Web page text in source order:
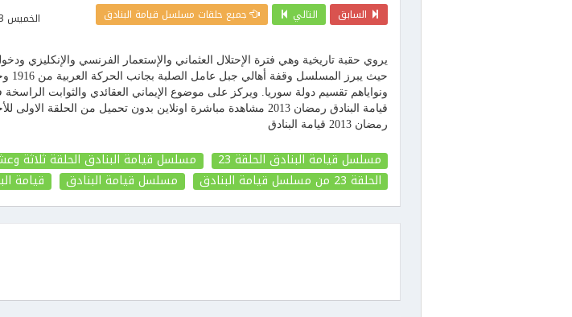
السابق التالي جميع حلقات مسلسل قيامة البنادق الخميس 01/08/2013
يروي حقبة تاريخية وهي فترة الإحتلال العثماني والإستعمار الفرنسي والإنكليزي
ونواياهم تقسيم دولة سوريا. ويركز على موضوع الإيماني العقائدي والثوابت
قيامة البنادق رمضان 2013 مشاهدة مباشرة اونلاين بدون تحميل من
رمضان 2013 قيامة البنادق
مسلسل قيامة البنادق الحلقة 23
مسلسل قيامة البنادق الحلقة ثلاثة
الحلقة 23
من مسلسل قيامة البنادق مسلسل قيامة البنادق قيامة